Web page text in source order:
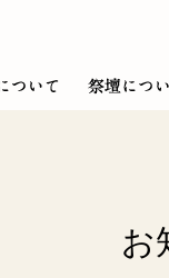
お